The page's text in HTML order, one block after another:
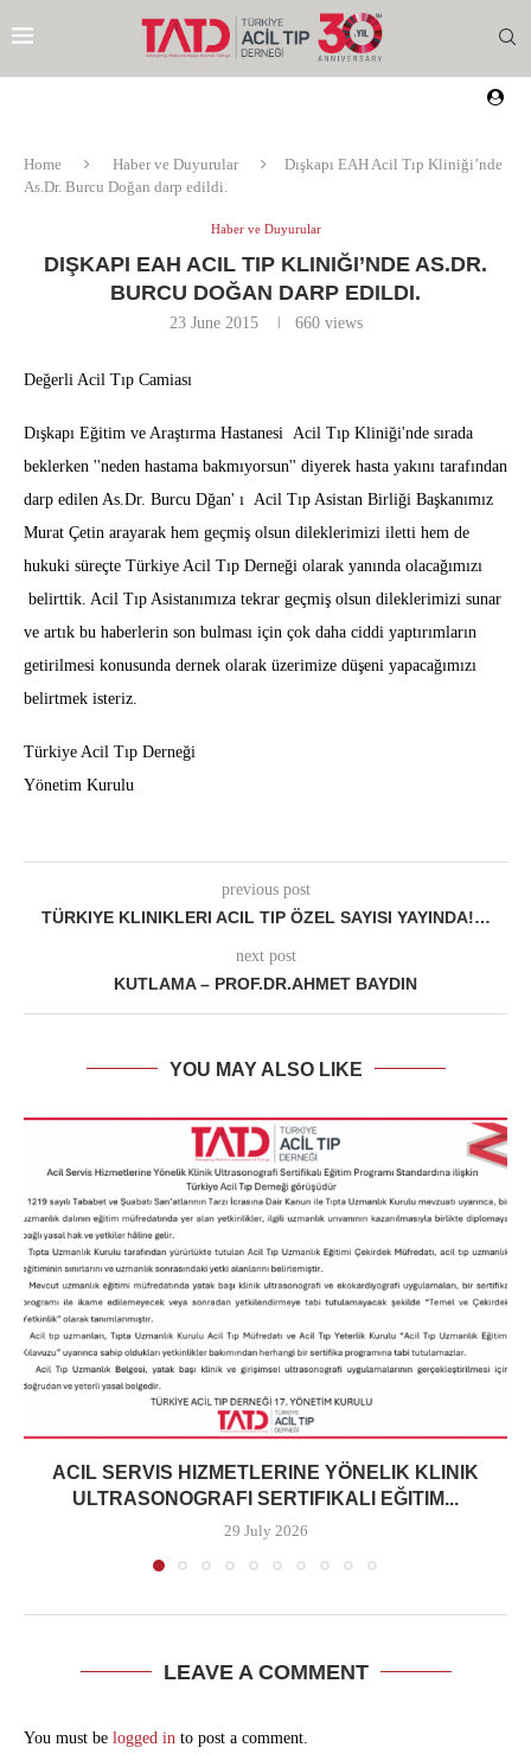
Home Haber ve Duyurular
Dışkapı EAH Acil Tıp Kliniği’nde
As.Dr. Burcu Doğan darp edildi.
Haber ve Duyurular
DIŞKAPI EAH ACIL TIP KLINIĞI’NDE AS.DR.
BURCU DOĞAN DARP EDILDI.
23 June 2015 660views
Değerli Acil Tıp Camiası
Dışkapı Eğitim ve Araştırma Hastanesi Acil Tıp Kliniği'nde sırada
beklerken ''neden hastama bakmıyorsun'' diyerek hasta yakını tarafından
darp edilen As.Dr. Burcu Dğan' ı Acil Tıp Asistan Birliği Başkanımız
Murat Çetin arayarak hem geçmiş olsun dileklerimizi iletti hem de
hukuki süreçte Türkiye Acil Tıp Derneği olarak yanında olacağımızı
belirttik. Acil Tıp Asistanımıza tekrar geçmiş olsun dileklerimizi sunar
ve artık bu haberlerin son bulması için çok daha ciddi yaptırımların
getirilmesi konusunda dernek olarak üzerimize düşeni yapacağımızı
belirtmek isteriz.
Türkiye Acil Tıp Derneği
Yönetim Kurulu
previous post
TÜRKIYE KLINIKLERI ACIL TIP ÖZEL SAYISI YAYINDA!…
next post
KUTLAMA – PROF.DR.AHMET BAYDIN
YOU MAY ALSO LIKE
ACIL SERVIS HIZMETLERINE YÖNELIK KLINIK
ULTRASONOGRAFI SERTIFIKALI EĞITIM...
29 July 2026
LEAVE A COMMENT
You must be logged in to post a comment.